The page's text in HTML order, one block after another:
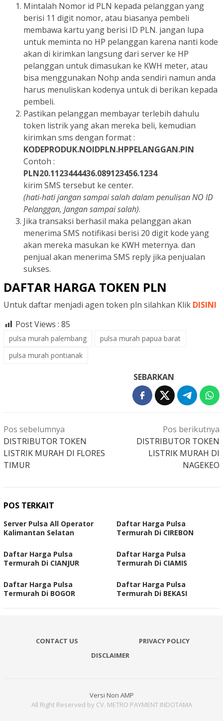
Mintalah Nomor id PLN kepada pelanggan yang
berisi 11 digit nomor, atau biasanya pembeli
membawa kartu yang berisi ID PLN. jangan lupa
untuk meminta no HP pelanggan karena nanti kode
akan di kirimkan langsung dari server ke HP
pelanggan untuk dimasukan ke KWH meter, atau
bisa menggunakan Nohp anda sendiri namun anda
harus menuliskan kodenya untuk di berikan kepada
pembeli.
Pastikan pelanggan membayar terlebih dahulu
token listrik yang akan mereka beli, kemudian
kirimkan sms dengan format :
KODEPRODUK.NOIDPLN.HPPELANGGAN.PIN
Contoh :
PLN20.1123444436.089123456.1234
kirim SMS tersebut ke center.
(hati-hati jangan sampai salah dalam penulisan NO ID
Pelanggan, Jangan sampai salah).
Jika transaksi berhasil maka pelanggan akan
menerima SMS notifikasi berisi 20 digit kode yang
akan mereka masukan ke KWH meternya. dan
penjual akan menerima SMS reply jika penjualan
sukses.
DAFTAR HARGA TOKEN PLN
Untuk daftar menjadi agen token pln silahkan Klik DISINI
Post Views : 85
pulsa murah palembang
pulsa murah papua barat
pulsa murah pontianak
SEBARKAN
Navigasi
pos
Pos sebelumnya
DISTRIBUTOR TOKEN
LISTRIK MURAH DI FLORES
TIMUR
Pos berikutnya
DISTRIBUTOR TOKEN
LISTRIK MURAH DI
NAGEKEO
POS TERKAIT
Server Pulsa All Operator
Kalimantan Selatan
Daftar Harga Pulsa
Termurah Di CIREBON
Daftar Harga Pulsa
Termurah Di CIANJUR
Daftar Harga Pulsa
Termurah Di CIAMIS
Daftar Harga Pulsa
Termurah Di BOGOR
Daftar Harga Pulsa
Termurah Di BEKASI
CONTACT US
PRIVACY POLICY
DISCLAIMER
Versi Non AMP
All Right Reserved by CV. METRO PAYMENT INDOTAMA